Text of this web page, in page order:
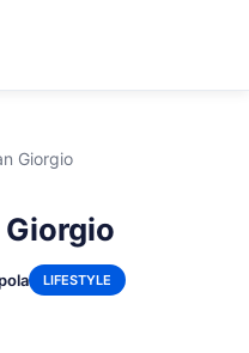
Giorgio
LIFESTYLE